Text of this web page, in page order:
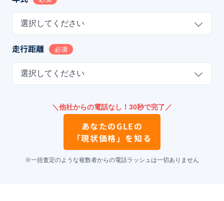
選択してください
走行距離 必須
選択してください
＼他社からの電話なし！30秒で完了／
あなたのGLEの
「現状価格」を知る
※一括査定のような複数者からの電話ラッシュは一切ありません